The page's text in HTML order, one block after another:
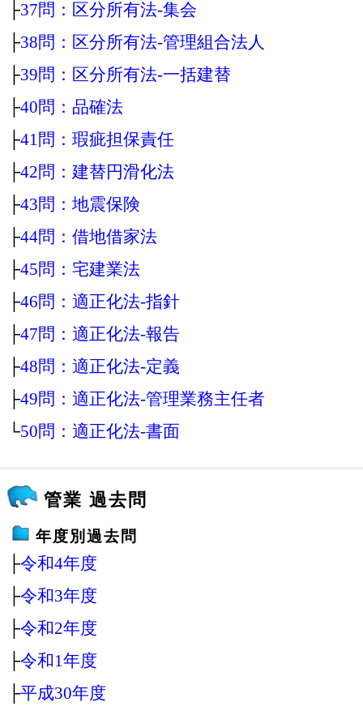
├37問：区分所有法‐集会
├38問：区分所有法‐管理組合法人
├39問：区分所有法‐一括建替
├40問：品確法
├41問：瑕疵担保責任
├42問：建替円滑化法
├43問：地震保険
├44問：借地借家法
├45問：宅建業法
├46問：適正化法‐指針
├47問：適正化法‐報告
├48問：適正化法‐定義
├49問：適正化法‐管理業務主任者
└50問：適正化法‐書面
管業 過去問
年度別過去問
├令和4年度
├令和3年度
├令和2年度
├令和1年度
├平成30年度